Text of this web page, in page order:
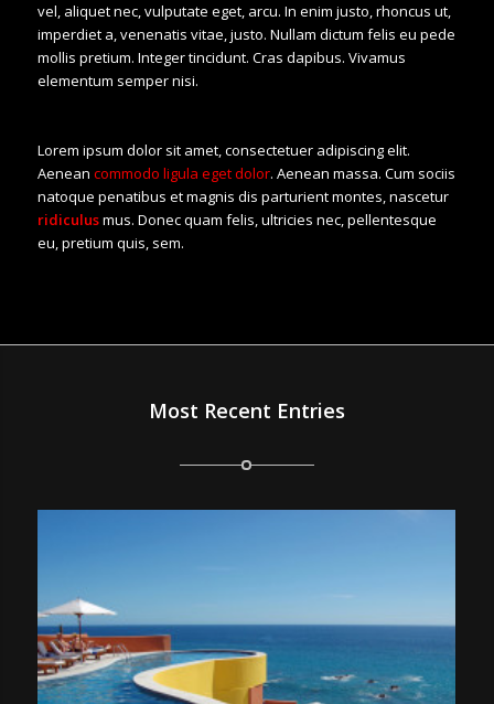
vel, aliquet nec, vulputate eget, arcu. In enim justo, rhoncus ut,
imperdiet a, venenatis vitae, justo. Nullam dictum felis eu pede
mollis pretium. Integer tincidunt. Cras dapibus. Vivamus
elementum semper nisi.
Lorem ipsum dolor sit amet, consectetuer adipiscing elit.
Aenean commodo ligula eget dolor. Aenean massa. Cum sociis
natoque penatibus et magnis dis parturient montes, nascetur
ridiculusmus. Donec quam felis, ultricies nec, pellentesque
eu, pretium quis, sem.
Most Recent Entries